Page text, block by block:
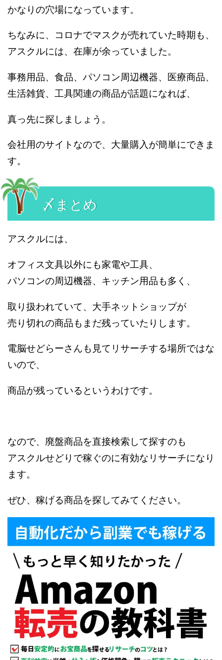
かなりの穴場になっています。
ちなみに、コロナでマスクが売れていた時期も、
アスクルには、在庫が余っていました。
事務用品、食品、パソコン周辺機器、医療商品、
生活雑貨、工具関連の商品が話題になれば、
真っ先に探しましょう。
会社用のサイトなので、大量購入が簡単にできま
す。
〆まとめ
アスクルには、
オフィス文具以外にも家電や工具、
パソコンの周辺機器、キッチン用品も多く、
取り扱われていて、大手ネットショップが
売り切れの商品もまだ残っていたりします。
電脳せどらーさんも見てリサーチする場所ではな
いので、
商品が残っているというわけです。
なので、廃盤商品を直接検索して探すのも
アスクルせどりで稼ぐのに有効なリサーチになり
ます。
ぜひ、稼げる商品を探してみてください。